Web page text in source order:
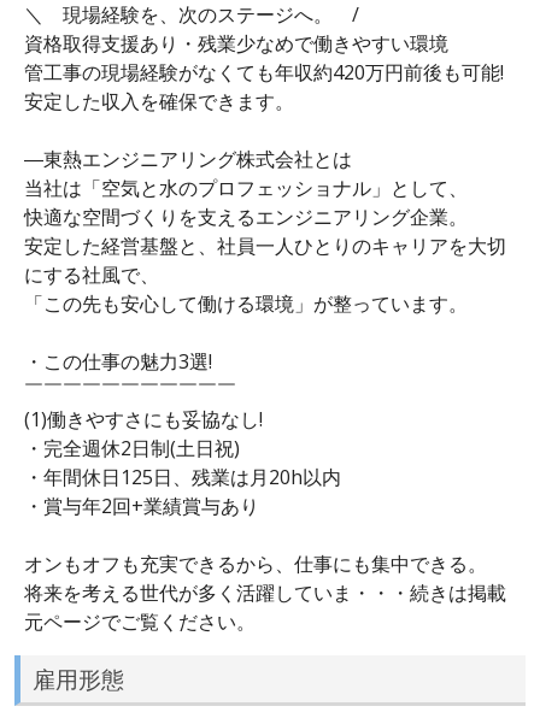
＼ 現場経験を、次のステージへ。 /
資格取得支援あり・残業少なめで働きやすい環境
管工事の現場経験がなくても年収約420万円前後も可能!
安定した収入を確保できます。
―東熱エンジニアリング株式会社とは
当社は「空気と水のプロフェッショナル」として、
快適な空間づくりを支えるエンジニアリング企業。
安定した経営基盤と、社員一人ひとりのキャリアを大切
にする社風で、
「この先も安心して働ける環境」が整っています。
・この仕事の魅力3選!
￣￣￣￣￣￣￣￣￣￣￣
(1)働きやすさにも妥協なし!
・完全週休2日制(土日祝)
・年間休日125日、残業は月20h以内
・賞与年2回+業績賞与あり
オンもオフも充実できるから、仕事にも集中できる。
将来を考える世代が多く活躍していま・・・続きは掲載
元ページでご覧ください。
雇用形態